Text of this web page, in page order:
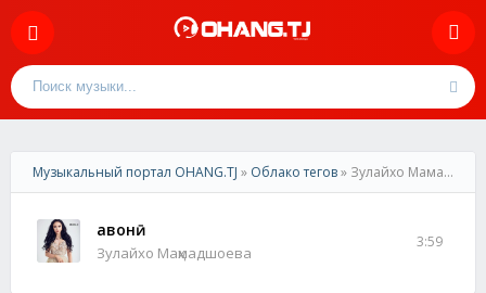
Музыкальный портал OHANG.TJ » Облако тегов» Зулайхо Мамадшоева
Ҷавонӣ
Зулайхо Маҳмадшоева
3:59